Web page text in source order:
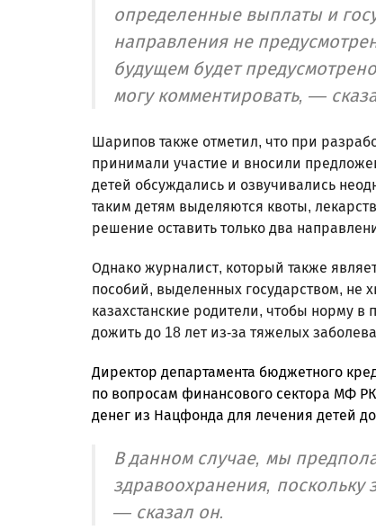
определенные выплаты и
направления не
будущем будет
могу комментировать, —
Шарипов также отметил, что при
принимали участие и вносили
детей обсуждались и озвучивались
таким детям выделяются квоты,
решение оставить только два
Однако журналист, который также
пособий, выделенных государством, не
казахстанские родители, чтобы норму
дожить до 18 лет из-за тяжелых
Директор департамента бюджетного
по вопросам финансового сектора МФ
денег из Нацфонда для лечения детей
В данном случае, мы
здравоохранения, поскольку
— сказал он.